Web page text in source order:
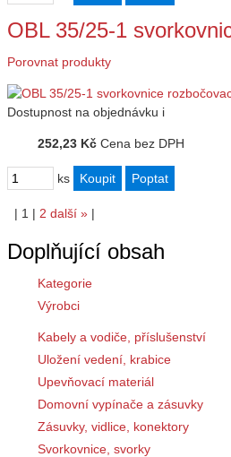
OBL 35/25-1
Porovnat produkty
Dostupnost na objednávku i
252,23 Kč Cena bez DPH
ks
| 1 | 2 další » |
Doplňující obsah
Kategorie
Výrobci
Kabely a vodiče, příslušenství
Uložení vedení, krabice
Upevňovací materiál
Domovní vypínače a zásuvky
Zásuvky, vidlice, konektory
Svorkovnice, svorky